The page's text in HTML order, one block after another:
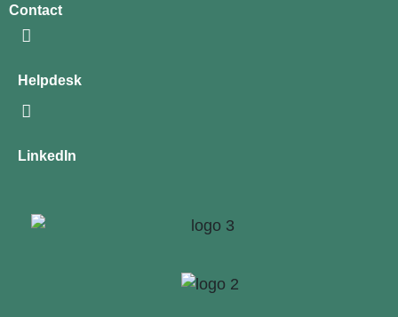
Contact
Helpdesk
LinkedIn